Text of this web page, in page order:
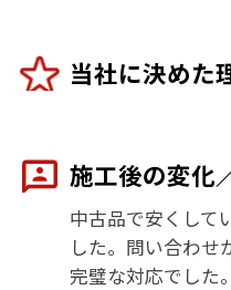
当社に決めた
施工後の変化
中古品で安くして
した。問い合わせ
完璧な対応でした